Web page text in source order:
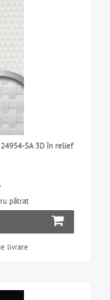
24954-SA 3D în relief
pătrat
livrare